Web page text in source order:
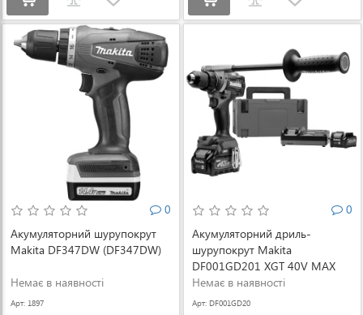
0
Акумуляторний шурупокрут
Makita DF347DW (DF347DW)
Немає в наявності
Арт: 1897
0
Акумуляторний дриль-
шурупокрут Makita
DF001GD201 XGT 40V MAX
(DF001GD201)
Немає в наявності
Арт: DF001GD20